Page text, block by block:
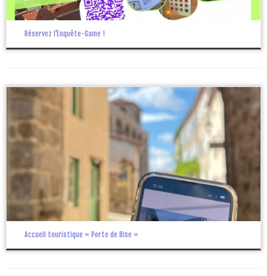
Réservez l’Enquête-Game !
Accueil touristique « Porte de Bise »